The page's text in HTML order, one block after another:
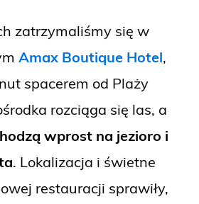
zatrzymaliśmy się w
Amax Boutique Hotel,
spacerem od Plaży
rozciąga się las, a
wprost na jezioro i
. Lokalizacja i świetne
restauracji sprawiły,